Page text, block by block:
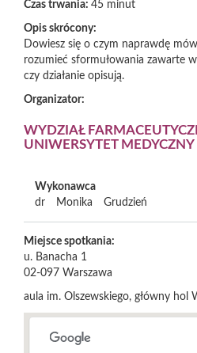
Czas trwania: 45 minut
Opis skrócony:
Dowiesz się o czym naprawdę
rozumieć sformułowania zawarte
czy działanie opisują.
Organizator:
WYDZIAŁ
UNIWERSYTET MEDYCZNY
Wykonawca
dr
Monika Grudzień
Miejsce spotkania:
u. Banacha 1
02-097 Warszawa
aula im. Olszewskiego, główny hol